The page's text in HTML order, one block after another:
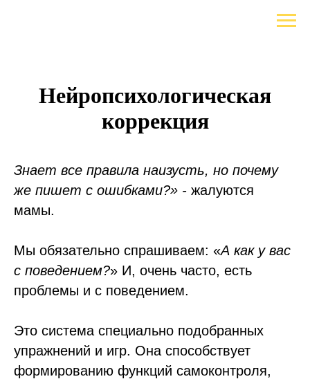
Нейропсихологическая
коррекция
Знает все правила наизусть, но почему
же пишет с ошибками?» - жалуются
мамы.
Мы обязательно спрашиваем: «А как у вас
с поведением?» И, очень часто, есть
проблемы и с поведением.
Это система специально подобранных
упражнений и игр. Она способствует
формированию функций самоконтроля,